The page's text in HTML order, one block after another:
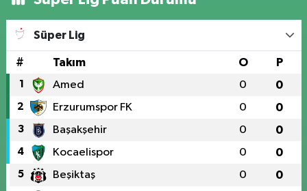
Süper Lig
# Takım O P
1 Amed 0 0
2 Erzurumspor FK 0 0
3 Başakşehir 0 0
4 Kocaelispor 0 0
5 Beşiktaş 0 0